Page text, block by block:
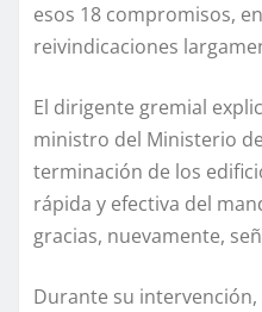
esos 18 compromisos,
reivindicaciones
El dirigente gremial
ministro del Ministerio
terminación de los
rápida y efectiva del
gracias, nuevamente,
Durante su